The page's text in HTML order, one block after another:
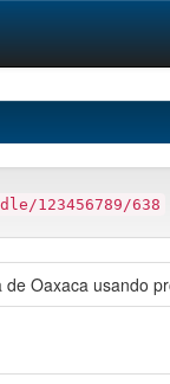
123456789/638
Oaxaca usando